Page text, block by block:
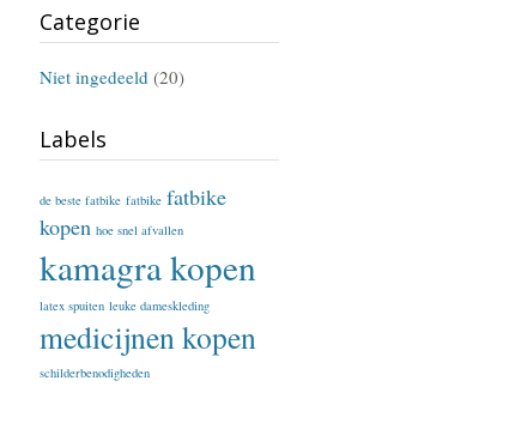
Categorie
Niet ingedeeld (20)
Labels
de beste fatbike fatbike fatbike
kopen hoe snel afvallen
kamagra kopen
latex spuiten leuke dameskleding
medicijnen kopen
schilderbenodigheden